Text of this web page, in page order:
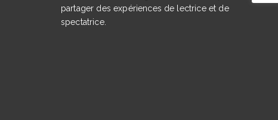
partager des expériences de lectrice et de
spectatrice.